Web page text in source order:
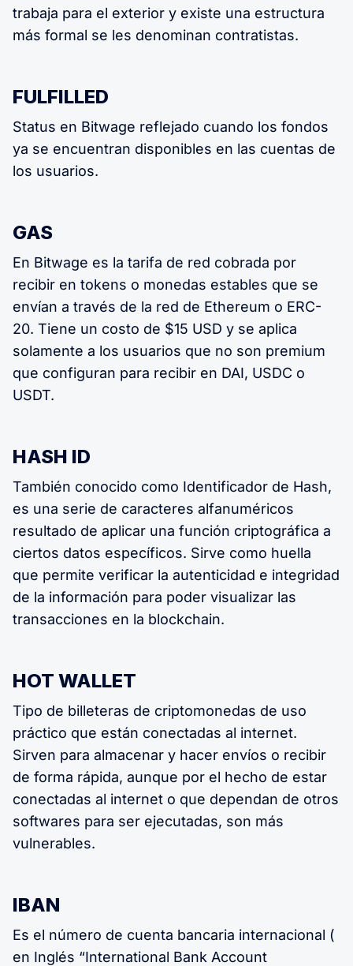
trabaja para el exterior y existe una estructura
más formal se les denominan contratistas.
FULFILLED
Status en Bitwage reflejado cuando los fondos
ya se encuentran disponibles en las cuentas de
los usuarios.
GAS
En Bitwage es la tarifa de red cobrada por
recibir en tokens o monedas estables que se
envían a través de la red de Ethereum o ERC-
20. Tiene un costo de $15 USD y se aplica
solamente a los usuarios que no son premium
que configuran para recibir en DAI, USDC o
USDT.
HASH ID
También conocido como Identificador de Hash,
es una serie de caracteres alfanuméricos
resultado de aplicar una función criptográfica a
ciertos datos específicos. Sirve como huella
que permite verificar la autenticidad e integridad
de la información para poder visualizar las
transacciones en la blockchain.
HOT WALLET
Tipo de billeteras de criptomonedas de uso
práctico que están conectadas al internet.
Sirven para almacenar y hacer envíos o recibir
de forma rápida, aunque por el hecho de estar
conectadas al internet o que dependan de otros
softwares para ser ejecutadas, son más
vulnerables.
IBAN
Es el número de cuenta bancaria internacional (
en Inglés “International Bank Account